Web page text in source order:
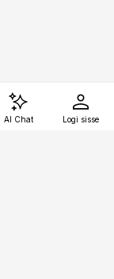
AI Chat Logi sisse